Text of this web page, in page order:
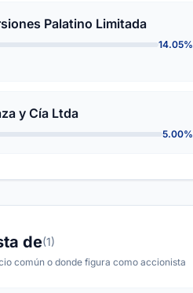
Palatino Limitada
14.05%
y Cía Ltda
5.00%
de(1)
común o donde figura como accionista